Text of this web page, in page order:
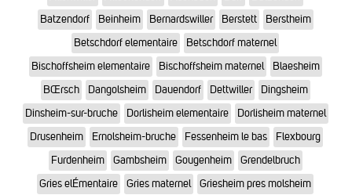
Batzendorf
Beinheim Bernardswiller Berstett
Berstheim
Betschdorf elementaire
Betschdorf maternel
Bischoffsheim elementaire
Bischoffsheim maternel
Blaesheim
BŒrsch
Dangolsheim Dauendorf Dettwiller
Dingsheim
Dinsheim-sur-bruche
Dorlisheim elementaire
Dorlisheim maternel
Drusenheim
Ernolsheim-bruche Fessenheim le bas
Flexbourg
Furdenheim
Gambsheim Gougenheim
Grendelbruch
Gries elÉmentaire
Gries maternel
Griesheim pres molsheim